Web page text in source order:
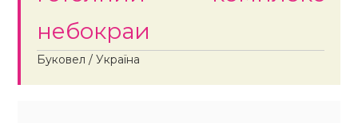
небокраи
Буковел / Україна